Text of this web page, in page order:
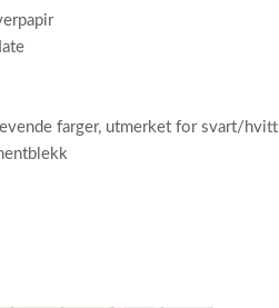
farger, utmerket for svart/hvitt